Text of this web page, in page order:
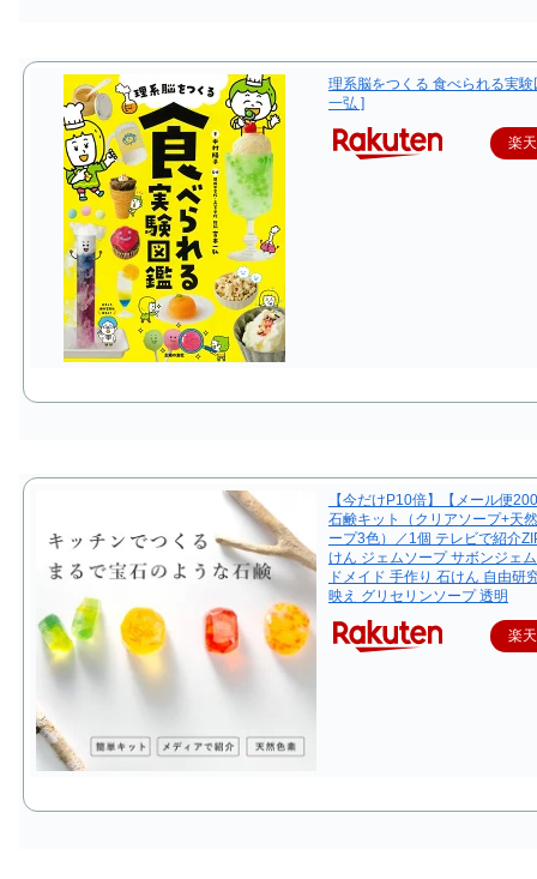
理系脳をつくる 食べられる実験
一弘 ]
楽
【今だけP10倍】【メール便
石鹸キット（クリアソープ+天
ープ3色）／1個 テレビで紹介
けん ジェムソープ サボンジェ
ドメイド 手作り 石けん 自由研
映え グリセリンソープ 透明
楽